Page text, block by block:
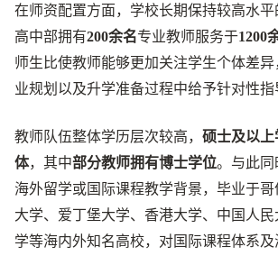
在师资配置方面，学校长期保持较高水
高中部拥有200余名专业教师服务于1200
师生比使教师能够更加关注学生个体差
业规划以及升学准备过程中给予针对性指
教师队伍整体学历层次较高， 硕士及以上
体，其中部分教师拥有博士学位。与此同
海外留学或国际课程教学背景，毕业于
大学、爱丁堡大学、香港大学、中国人
学等海内外知名高校，对国际课程体系